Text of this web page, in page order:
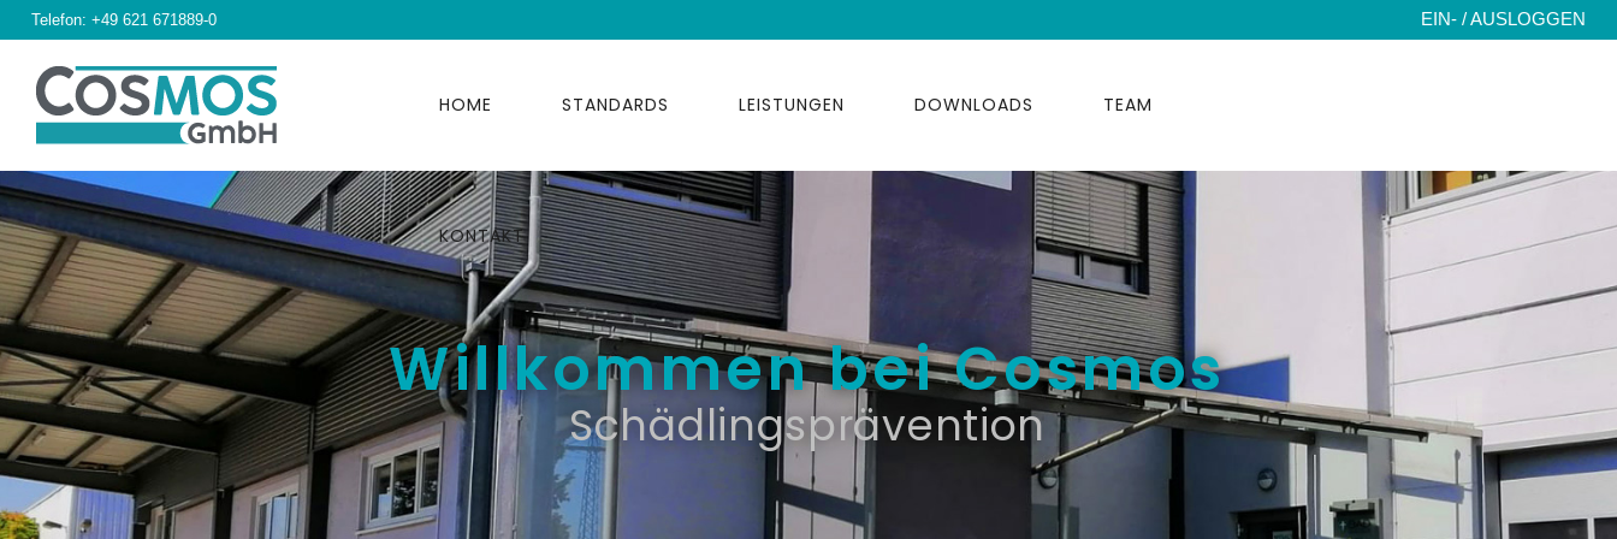
Telefon: +49 621 671889-0 EIN- / AUSLOGGEN
HOME STANDARDS LEISTUNGEN DOWNLOADS TEAM
KONTAKT
Willkommen bei Cosmos
Schädlingsprävention